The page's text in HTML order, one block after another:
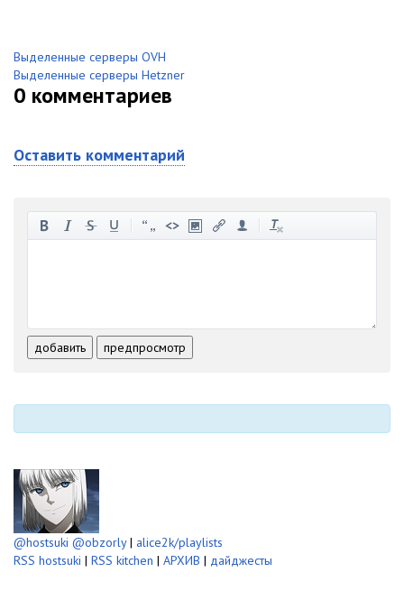
Выделенные серверы OVH
Выделенные серверы Hetzner
0 комментариев
Оставить комментарий
-
-
-
добавить предпросмотр
@hostsuki @obzorly| alice2k/playlists
RSS hostsuki | RSS kitchen | АРХИВ | дайджесты